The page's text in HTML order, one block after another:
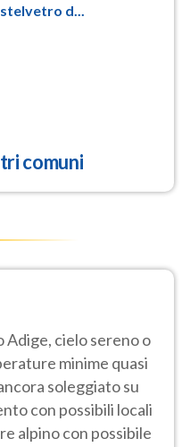
d...
comuni
Adige, cielo sereno o
minime quasi
soleggiato su
con possibili locali
alpino con possibile